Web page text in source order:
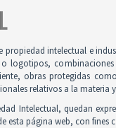
intelectual e
obras protegidas
relativos a la materia
Intelectual, quedan
página web, con